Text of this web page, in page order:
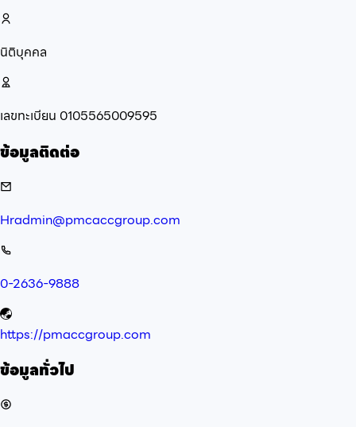
นิติบุคคล
เลขทะเบียน 0105565009595
ข้อมูลติดต่อ
Hradmin@pmcaccgroup.com
0-2636-9888
https://pmaccgroup.com
ข้อมูลทั่วไป